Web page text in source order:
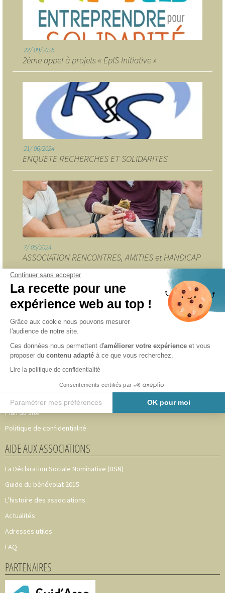
Continuer sans accepter
La recette pour une
expérience web au top !
Grâce aux cookie nous pouvons mesurer
l'audience de notre site.
Ces données nous permettent d'améliorer votre expérience et vous
proposer du contenu adapté à ce que vous recherchez.
Lire la politique de confidentialité
Consentements certifiés par
Paramétrer mes préférences OK pour moi
22 09/2025
2ème appel à projets « EplS Initiative »
21 06/2024
ENQUETE RECHERCHES ET SOLIDARITES
7 05/2024
ASSOCIATION RENCONTRES, AMITIES et HANDICAP
INFORMATIONS
Accueil
Adhérer au CAVA 49
Notre équipe
Partenaires
Nous les accompagnons
Plan du site
Politique de confidentialité
AIDE AUX ASSOCIATIONS
La Déclaration Sociale Nominative (DSN)
Guide du bénévolat 2015
L’histoire des associations
Actualités
Adresses utiles
FAQ
PARTENAIRES